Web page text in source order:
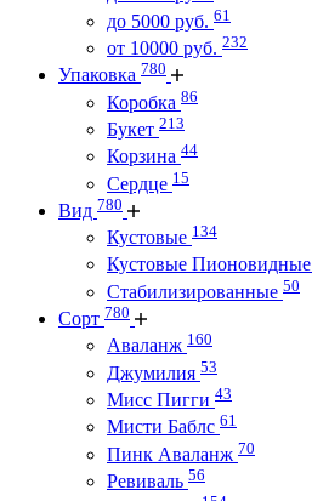
до 5000 руб. 61
от 10000 руб. 232
Упаковка 780
Коробка 86
Букет 213
Корзина 44
Сердце 15
Вид 780
Кустовые 134
Кустовые Пионовидные
Стабилизированные 50
Сорт 780
Аваланж 160
Джумилия 53
Мисс Пигги 43
Мисти Баблс 61
Пинк Аваланж 70
Ревиваль 56